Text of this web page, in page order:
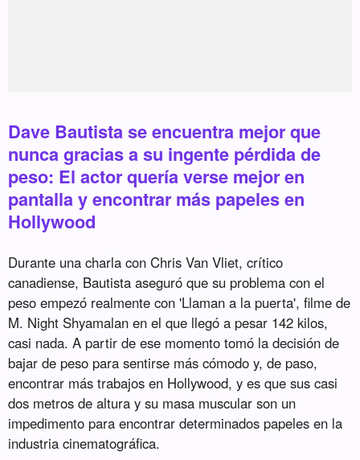
Dave Bautista se encuentra mejor que
nunca gracias a su ingente pérdida de
peso: El actor quería verse mejor en
pantalla y encontrar más papeles en
Hollywood
Durante una charla con Chris Van Vliet, crítico
canadiense, Bautista aseguró que su problema con el
peso empezó realmente con 'Llaman a la puerta', filme de
M. Night Shyamalan en el que llegó a pesar 142 kilos,
casi nada. A partir de ese momento tomó la decisión de
bajar de peso para sentirse más cómodo y, de paso,
encontrar más trabajos en Hollywood, y es que sus casi
dos metros de altura y su masa muscular son un
impedimento para encontrar determinados papeles en la
industria cinematográfica.